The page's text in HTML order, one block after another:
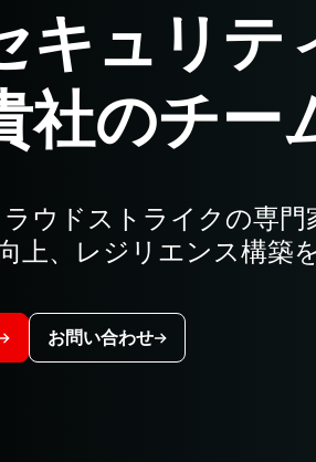
キュリテ
社のチー
ウドストライクの専門
上、レジリエンス構築を
お問い合わせ